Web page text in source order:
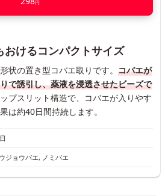
円
おけるコンパクトサイズ
状の置き型コバエ取りです。 コバエが
で誘引し、薬液を浸透させたビーズで
プスリット構造で、コバエが入りやす
は約40日間持続します。
ジョウバエ, ノミバエ